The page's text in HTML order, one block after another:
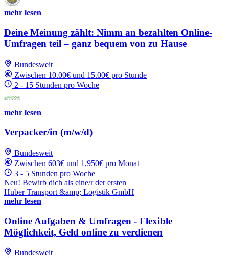
mehr lesen
Deine Meinung zählt: Nimm an bezahlten Online-
Umfragen teil – ganz bequem von zu Hause
Bundesweit
Zwischen 10.00€ und 15.00€ pro Stunde
2 - 15 Stunden pro Woche
mehr lesen
Verpacker/in (m/w/d)
Bundesweit
Zwischen 603€ und 1,950€ pro Monat
3 - 5 Stunden pro Woche
Neu! Bewirb dich als eine/r der ersten
Huber Transport &amp; Logistik GmbH
mehr lesen
Online Aufgaben & Umfragen - Flexible
Möglichkeit, Geld online zu verdienen
Bundesweit